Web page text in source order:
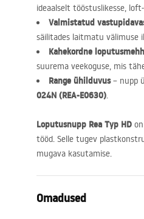
ideaalselt tööstuslikesse,
Valmistatud
säilitades laitmatu välimuse
Kahekordne
suurema veekoguse, mis
Range ühilduvus– nupp
024N (REA-E0630).
Loputusnupp Rea Typ HD
tööd. Selle tugev
mugava kasutamise.
Omadused